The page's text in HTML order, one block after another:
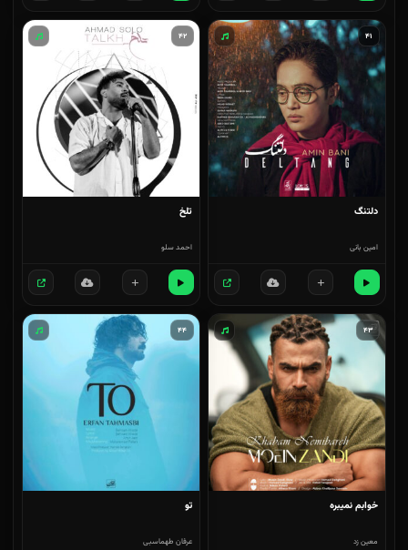
۴۱
دلتنگ
امین بانی
۴۲
تلخ
احمد سلو
۴۳
خوابم نمیبره
معین زد
۴۴
تو
عرفان طهماسبی